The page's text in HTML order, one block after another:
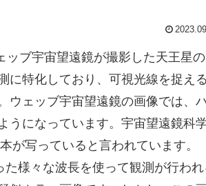
ブ宇宙望遠鏡が撮影した天王星
に特化しており、可視光線を捉え
ウェッブ宇宙望遠鏡の画像では、
うになっています。宇宙望遠鏡科
が写っていると言われています。
様々な波長を使って観測が行われ